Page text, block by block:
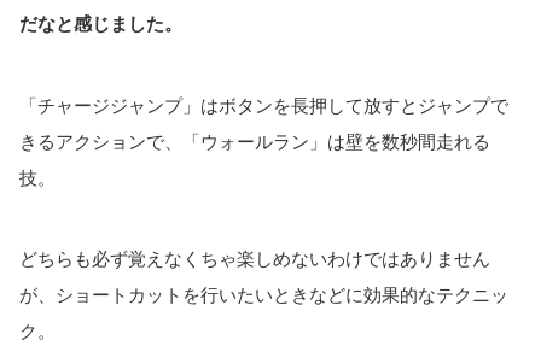
だなと感じました。
「チャージジャンプ」はボタンを長押して放すとジャンプで
きるアクションで、「ウォールラン」は壁を数秒間走れる
技。
どちらも必ず覚えなくちゃ楽しめないわけではありません
が、ショートカットを行いたいときなどに効果的なテクニッ
ク。